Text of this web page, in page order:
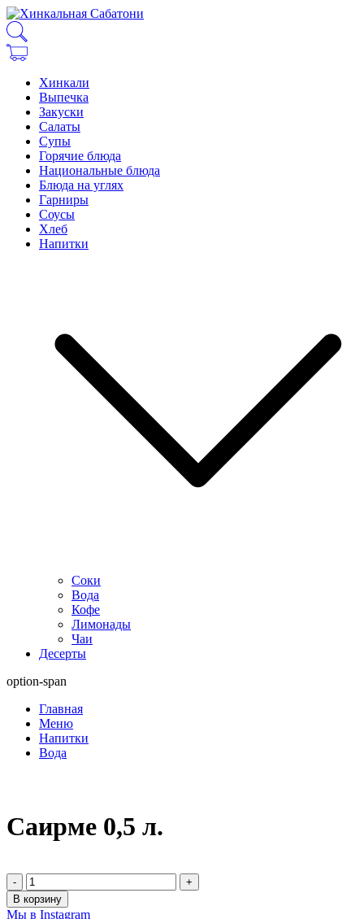
Хинкали
Выпечка
Закуски
Салаты
Супы
Горячие блюда
Национальные блюда
Блюда на углях
Гарниры
Соусы
Хлеб
Напитки
Соки
Вода
Кофе
Лимонады
Чаи
Десерты
option-span
Главная
Меню
Напитки
Вода
Саирме 0,5 л.
-
+
В корзину
Мы в Instagram